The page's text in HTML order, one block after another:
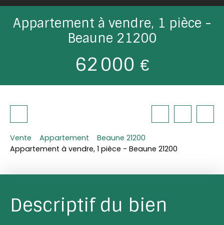
Appartement à vendre, 1 pièce -
Beaune 21200
62 000 €
Vente Appartement
Beaune 21200
Appartement à vendre, 1 pièce - Beaune 21200
Descriptif du bien